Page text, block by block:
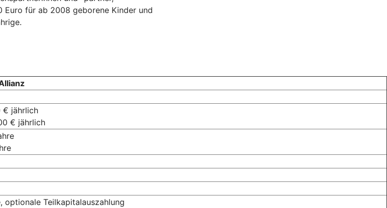
für ab 2008 geborene Kinder und
€ jährlich
€ jährlich
optionale Teilkapitalauszahlung